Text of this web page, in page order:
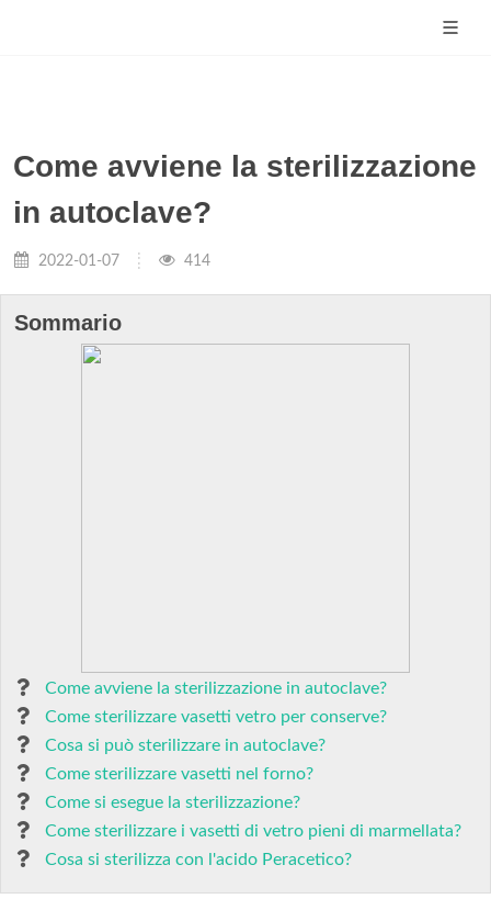
Come avviene la sterilizzazione
in autoclave?
2022-01-07 414
Sommario
Come avviene la sterilizzazione in autoclave?
Come sterilizzare vasetti vetro per conserve?
Cosa si può sterilizzare in autoclave?
Come sterilizzare vasetti nel forno?
Come si esegue la sterilizzazione?
Come sterilizzare i vasetti di vetro pieni di marmellata?
Cosa si sterilizza con l'acido Peracetico?